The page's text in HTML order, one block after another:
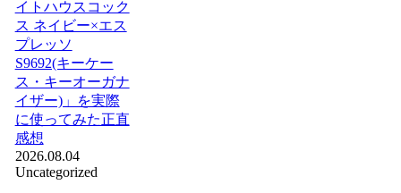
イトハウスコック
ス ネイビー×エス
プレッソ
S9692(キーケー
ス・キーオーガナ
イザー)」を実際
に使ってみた正直
感想
2026.08.04
Uncategorized